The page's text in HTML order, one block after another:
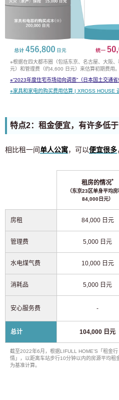
※根据在四大都市圈（包括东京、名古屋、大阪
元）和管理费（约4,600 日元）来估算初期费用。
※“2023年度住宅市场动向调查”（日本国土交通省
※家具和家电的购买费用估算 | XROSS HOUSE
特点2：租金便宜，有许多低于
相比租一间单人公寓，可以便宜很多
租房的情况*
（东京23区单身平均房
84,000日元）
房租 84,000 日元
管理费 5,000 日元
水电煤气费 10,000 日元
消耗品
5,000 日元
安心服务费 -
总计 104,000 日元
截至2022年6月，根据LIFULL HOME’S「租金行
情」，以距离车站步行10分钟以内的房源平均租
为基准计算。